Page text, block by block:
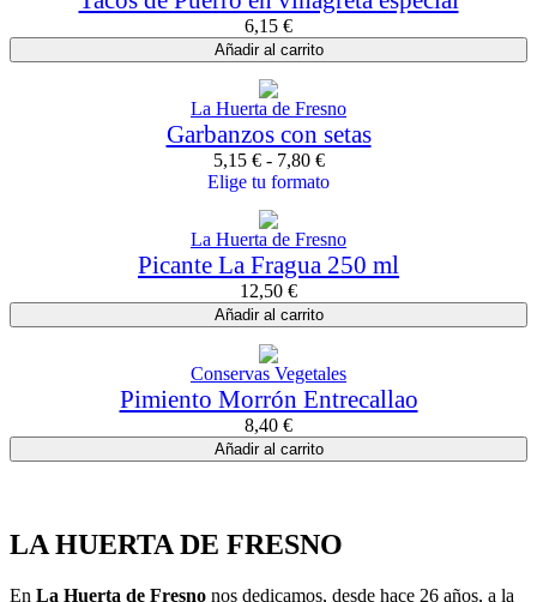
6,15 €
Añadir al carrito
La Huerta de Fresno
Garbanzos con setas
5,15 €- 7,80 €
Elige tu formato
La Huerta de Fresno
Picante La Fragua 250 ml
12,50 €
Añadir al carrito
Conservas Vegetales
Pimiento Morrón Entrecallao
8,40 €
Añadir al carrito
LA HUERTA DE FRESNO
En La Huerta de Fresno nos dedicamos, desde hace 26 años, a la